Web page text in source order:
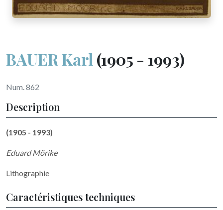
BAUER Karl (1905 - 1993)
Num. 862
Description
(1905 - 1993)
Eduard Mörike
Lithographie
Caractéristiques techniques